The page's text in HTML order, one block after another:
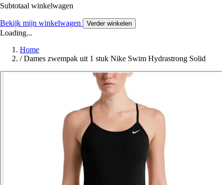
Subtotaal winkelwagen
Bekijk mijn winkelwagen Verder winkelen
Loading...
Home
/ Dames zwempak uit 1 stuk Nike Swim Hydrastrong Solid